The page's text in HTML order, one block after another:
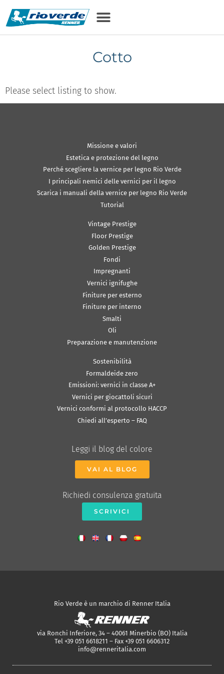
Cotto
Please select listing to show.
Missione e valori
Estetica e protezione del legno
Perché scegliere la vernice per legno Rio Verde
I principali nemici delle vernici per il legno
Scarica i manuali della vernice per legno Rio Verde
Tutorial
Vintage Prestige
Floor Prestige
Golden Prestige
Fondi
Impregnanti
Vernici ignifughe
Finiture per esterno
Finiture per interno
Smalti
Oli
Preparazione e manutenzione
Sostenibilità
Formaldeide zero
Emissioni: vernici in classe A+
Vernici per giocattoli sicuri
Vernici conformi al protocollo HACCP
Chiedi all’esperto – FAQ
Leggi il blog del colore
VAI AL BLOG
Richiedi consulenza gratuita
SCRIVICI
Rio Verde è un marchio di Renner Italia
via Ronchi Inferiore, 34 – 40061 Minerbio (BO) Italia
Tel +39 051 6618211 – Fax +39 051 6606312
info@renneritalia.com